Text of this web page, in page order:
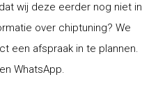
wij deze eerder nog niet in
over chiptuning? We
een afspraak in te plannen.
WhatsApp.